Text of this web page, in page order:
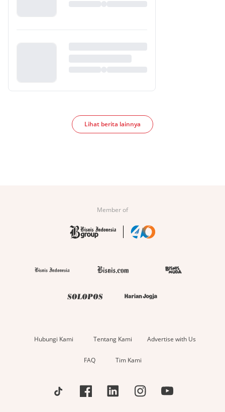
Lihat berita lainnya
Member of
Hubungi Kami Tentang Kami Advertise with Us
FAQ Tim Kami